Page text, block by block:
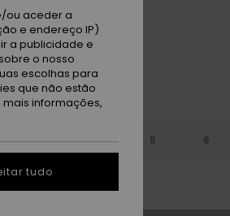
3 4 5 6
guia de tamanhos
ou aceder a
e endereço IP)
a publicidade e
o nosso
escolhas para
que não estão
informações,
tudo